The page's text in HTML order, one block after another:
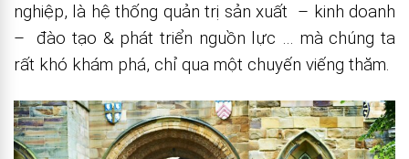
nghiệp, là hệ thống quản trị sản xuất – kinh doanh
– đào tạo & phát triển nguồn lực … mà chúng ta
rất khó khám phá, chỉ qua một chuyến viếng thăm.